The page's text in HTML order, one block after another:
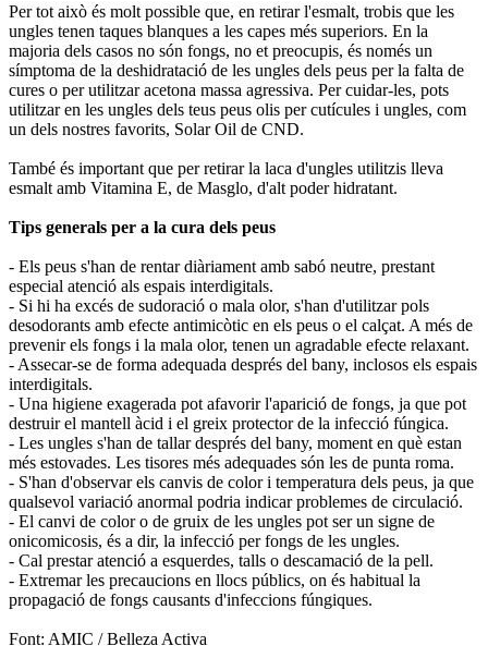
Per tot això és molt possible que, en retirar l'esmalt, trobis que les
ungles tenen taques blanques a les capes més superiors. En la
majoria dels casos no són fongs, no et preocupis, és només un
símptoma de la deshidratació de les ungles dels peus per la falta de
cures o per utilitzar acetona massa agressiva. Per cuidar-les, pots
utilitzar en les ungles dels teus peus olis per cutícules i ungles, com
un dels nostres favorits, Solar Oil de CND.
També és important que per retirar la laca d'ungles utilitzis lleva
esmalt amb Vitamina E, de Masglo, d'alt poder hidratant.
Tips generals per a la cura dels peus
- Els peus s'han de rentar diàriament amb sabó neutre, prestant
especial atenció als espais interdigitals.
- Si hi ha excés de sudoració o mala olor, s'han d'utilitzar pols
desodorants amb efecte antimicòtic en els peus o el calçat. A més de
prevenir els fongs i la mala olor, tenen un agradable efecte relaxant.
- Assecar-se de forma adequada després del bany, inclosos els espais
interdigitals.
- Una higiene exagerada pot afavorir l'aparició de fongs, ja que pot
destruir el mantell àcid i el greix protector de la infecció fúngica.
- Les ungles s'han de tallar després del bany, moment en què estan
més estovades. Les tisores més adequades són les de punta roma.
- S'han d'observar els canvis de color i temperatura dels peus, ja que
qualsevol variació anormal podria indicar problemes de circulació.
- El canvi de color o de gruix de les ungles pot ser un signe de
onicomicosis, és a dir, la infecció per fongs de les ungles.
- Cal prestar atenció a esquerdes, talls o descamació de la pell.
- Extremar les precaucions en llocs públics, on és habitual la
propagació de fongs causants d'infeccions fúngiques.
Font: AMIC / Belleza Activa